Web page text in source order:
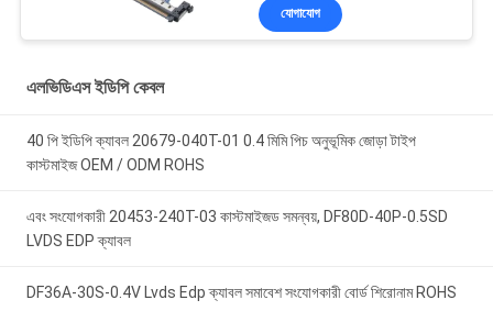
যোগাযোগ
এলভিডিএস ইডিপি কেবল
40 পি ইডিপি ক্যাবল 20679-040T-01 0.4 মিমি পিচ অনুভূমিক জোড়া টাইপ
কাস্টমাইজ OEM / ODM ROHS
এবং সংযোগকারী 20453-240T-03 কাস্টমাইজড সমন্বয়, DF80D-40P-0.5SD
LVDS EDP ক্যাবল
DF36A-30S-0.4V Lvds Edp ক্যাবল সমাবেশ সংযোগকারী বোর্ড শিরোনাম ROHS